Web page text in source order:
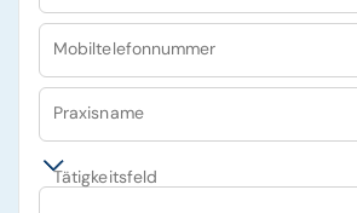
Mobiltelefonnummer
Praxisname
Tätigkeitsfeld